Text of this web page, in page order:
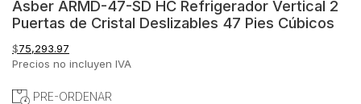
Asber ARMD-47-SD HC Refrigerador Vertical 2
Puertas de Cristal Deslizables 47 Pies Cúbicos
$75,293.97
Precios no incluyen IVA
PRE-ORDENAR